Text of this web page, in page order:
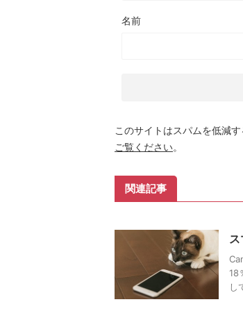
名前
このサイトはスパムを低減
ご覧ください。
関連記事
18
し